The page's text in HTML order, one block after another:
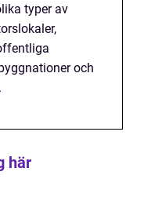
typer av
och
här